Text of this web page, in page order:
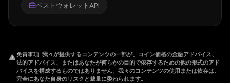
ベストウォレットAPI
免責事項 我々が提供するコンテンツの一部が、コイン価格の金融アドバイス、
法的アドバイス、またはあなたが何らかの目的で依存するための他の形式のアド
バイスを構成するものではありません。我々のコンテンツの使用または依存は、
完全にあなた自身のリスクと裁量に委ねられます。